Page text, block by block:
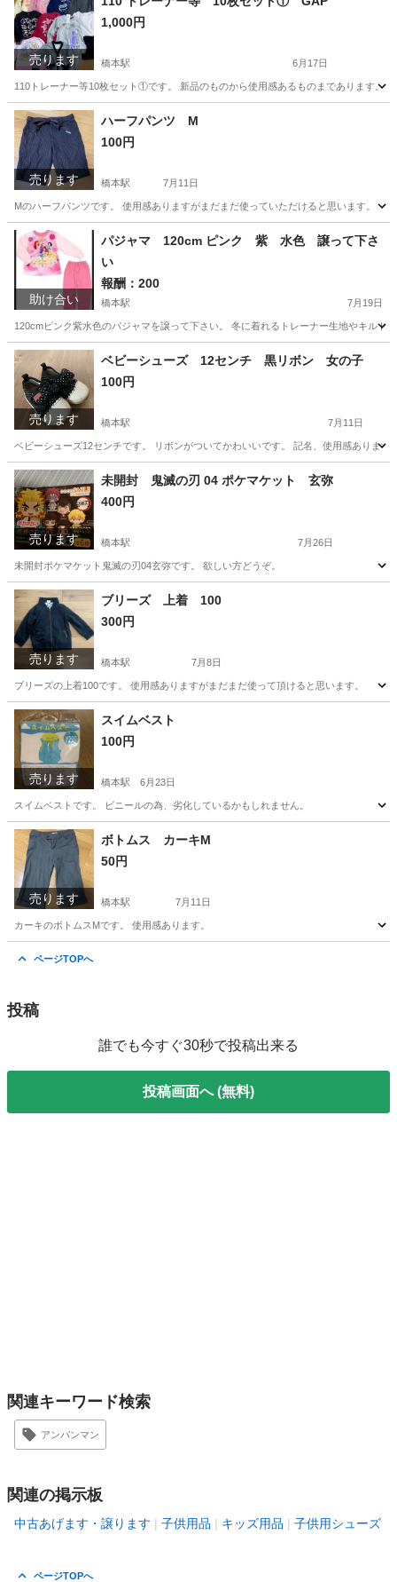
売ります
1,000円
橋本駅 6月17日
110トレーナー等10枚セット①です。 新品のものから使用感あるものまであります。
神奈川 相模原市 橋本駅
売ります
ハーフパンツ M
100円
橋本駅 7月11日
Mのハーフパンツです。 使用感ありますがまだまだ使っていただけると思います。
神奈川 相模原市 ボトムス ハーフパンツ
助け合い
パジャマ 120cm ピンク 紫 水色 譲って下さ
い
報酬：200
橋本駅 7月19日
120cmピンク紫水色のパジャマを譲って下さい。 冬に着れるトレーナー生地やキル
神奈川 相模原市 買いたい/ください
売ります
ベビーシューズ 12センチ 黒リボン 女の子
100円
橋本駅 7月11日
ベビーシューズ12センチです。 リボンがついてかわいいです。 記名、使用感あります
神奈川 相模原市 橋本駅 子供用品 シューズ
売ります
未開封 鬼滅の刃 04 ポケマケット 玄弥
400円
橋本駅 7月26日
未開封ポケマケット鬼滅の刃04玄弥です。 欲しい方どうぞ。
神奈川 相模原市 橋本駅 フィギュア
売ります
ブリーズ 上着 100
300円
橋本駅 7月8日
ブリーズの上着100です。 使用感ありますがまだまだ使って頂けると思います。
神奈川 相模原市 橋本駅
売ります
スイムベスト
100円
橋本駅 6月23日
スイムベストです。 ビニールの為、劣化しているかもしれません。
神奈川 相模原市 ベビー用品
売ります
ボトムス カーキM
50円
橋本駅 7月11日
カーキのボトムスMです。 使用感あります。
ページTOPへ
投稿
誰でも今すぐ30秒で投稿出来る
投稿画面へ (無料)
関連キーワード検索
アンパンマン
関連の掲示板
中古あげます・譲ります 子供用品 キッズ用品 子供用シューズ
ページTOPへ